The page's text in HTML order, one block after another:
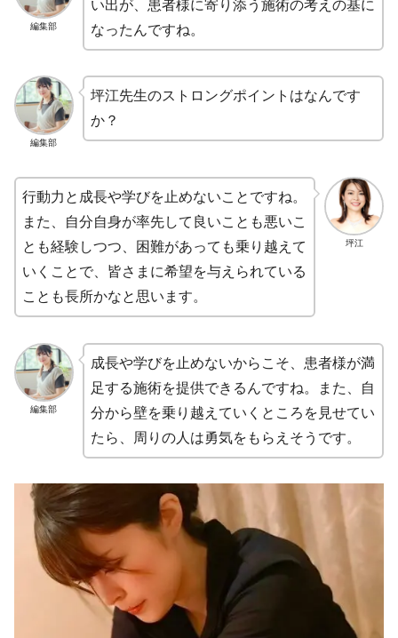
編集部
い出が、患者様に寄り添う施術の考えの基に
なったんですね。
編集部
坪江先生のストロングポイントはなんです
か？
坪江
行動力と成長や学びを止めないことですね。
また、自分自身が率先して良いことも悪いこ
とも経験しつつ、困難があっても乗り越えて
いくことで、皆さまに希望を与えられている
ことも長所かなと思います。
編集部
成長や学びを止めないからこそ、患者様が満
足する施術を提供できるんですね。また、自
分から壁を乗り越えていくところを見せてい
たら、周りの人は勇気をもらえそうです。